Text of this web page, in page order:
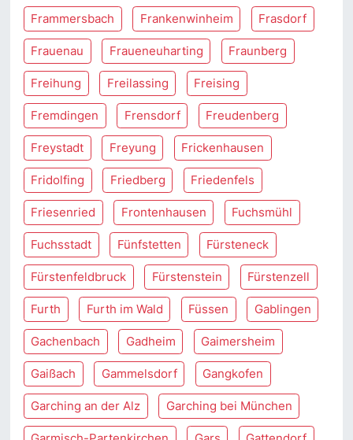
Frammersbach Frankenwinheim Frasdorf
Frauenau Fraueneuharting Fraunberg
Freihung Freilassing Freising
Fremdingen Frensdorf Freudenberg
Freystadt Freyung Frickenhausen
Fridolfing Friedberg Friedenfels
Friesenried Frontenhausen Fuchsmühl
Fuchsstadt Fünfstetten Fürsteneck
Fürstenfeldbruck Fürstenstein Fürstenzell
Furth Furth im Wald Füssen Gablingen
Gachenbach Gadheim Gaimersheim
Gaißach Gammelsdorf Gangkofen
Garching an der Alz Garching bei München